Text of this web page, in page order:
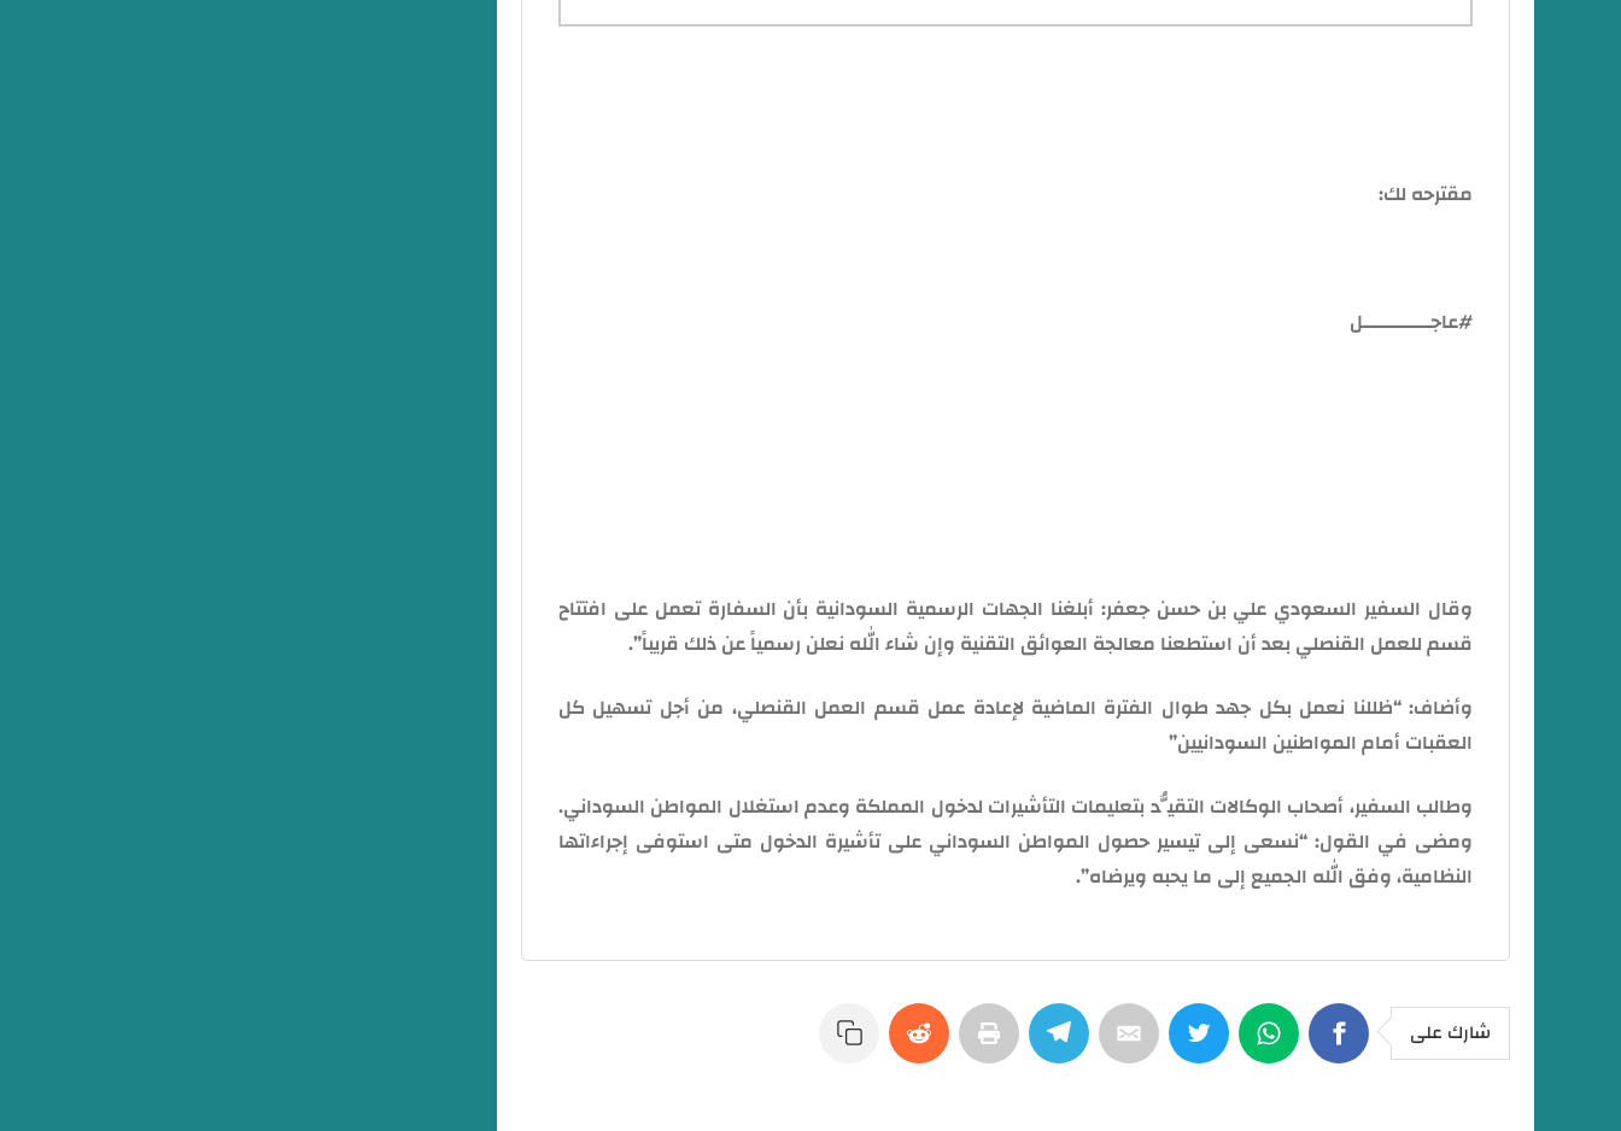
مقترحه لك:
#عاجــــــــــــــل
وقال السفير السعودي علي بن حسن جعفر: أبلغنا الجهات الرسمية السودانية بأن السفارة تعمل على افتتاح
قسم للعمل القنصلي بعد أن استطعنا معالجة العوائق التقنية وإن شاء الله نعلن رسمياً عن ذلك قريباً”.
وأضاف: “ظللنا نعمل بكل جهد طوال الفترة الماضية لإعادة عمل قسم العمل القنصلي، من أجل تسهيل كل
العقبات أمام المواطنين السودانيين”
وطالب السفير، أصحاب الوكالات التقيُّد بتعليمات التأشيرات لدخول المملكة وعدم استغلال المواطن السوداني.
ومضى في القول: “نسعى إلى تيسير حصول المواطن السوداني على تأشيرة الدخول متى استوفى إجراءاتها
النظامية، وفق الله الجميع إلى ما يحبه ويرضاه”.
شارك على